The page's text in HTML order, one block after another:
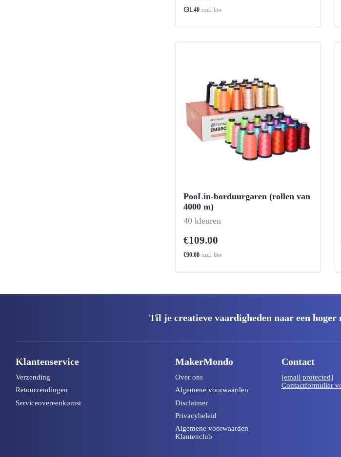
€31.40 excl. btw
PooLin-borduurgaren (rollen van
4000 m)
40 kleuren
€109.00
€90.08 excl. btw
Til je creatieve vaardigheden naar een hoger
Klantenservice
Verzending
Retourzendingen
Serviceovereenkomst
MakerMondo
Over ons
Algemene voorwaarden
Disclaimer
Privacybeleid
Algemene voorwaarden
Klantenclub
Contact
[email protected]
Contactformulier